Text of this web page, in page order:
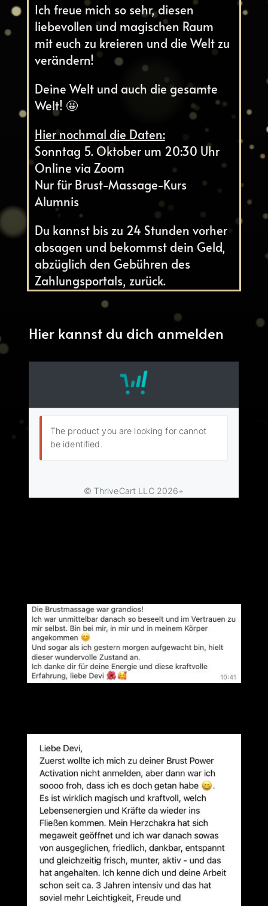
Ich freue mich so sehr, diesen
liebevollen und magischen Raum
mit euch zu kreieren und die Welt zu
verändern!
Deine Welt und auch die gesamte
Welt! 🤩
Hier nochmal die Daten:
Sonntag 5. Oktober um 20:30 Uhr
Online via Zoom
Nur für Brust-Massage-Kurs
Alumnis
Du kannst bis zu 24 Stunden vorher
absagen und bekommst dein Geld,
abzüglich den Gebühren des
Zahlungsportals, zurück.
Hier kannst du dich anmelden